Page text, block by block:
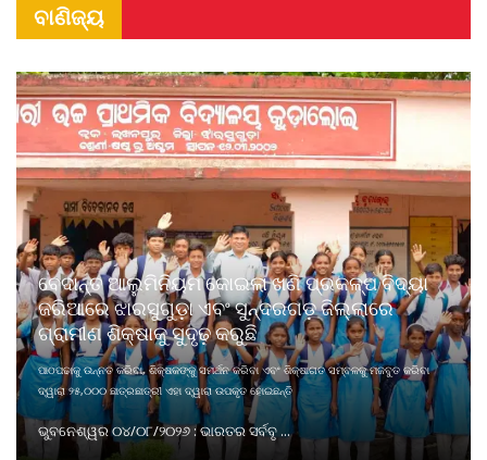
ବାଣିଜ୍ୟ
ବେଦାନ୍ତ ଆଲୁମିନିୟମ କୋଇଲା ଖଣି ପ୍ରକଳ୍ପ ବିଦ୍ୟା
ଜରିଆରେ ଝାରସୁଗୁଡ଼ା ଏବଂ ସୁନ୍ଦରଗଡ଼ ଜିଲ୍ଲାରେ
ଗ୍ରାମୀଣ ଶିକ୍ଷାକୁ ସୁଦୃଢ଼ କରୁଛି
ପାଠପଢାକୁ ଉନ୍ନତ କରିବା, ଶିକ୍ଷକଙ୍କୁ ସମର୍ଥନ କରିବା ଏବଂ ଶିକ୍ଷାଗତ ସମ୍ବଳକୁ ମଜବୁତ କରିବା
ଦ୍ୱାରା ୨୫,୦୦୦ ଛାତ୍ରଛାତ୍ରୀ ଏହା ଦ୍ୱାରା ଉପକୃତ ହୋଇଛନ୍ତି
ଭୁବନେଶ୍ୱର ୦୪/୦୮/୨୦୨୬ : ଭାରତର ସର୍ବବୃ ...